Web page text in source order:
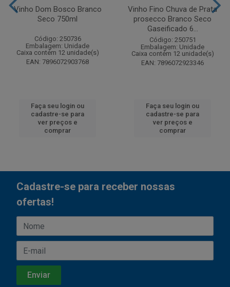
Vinho Dom Bosco Branco
Seco 750ml
Código: 250736
Embalagem: Unidade
Caixa contém 12 unidade(s)
EAN: 7896072903768
Faça seu login ou
cadastre-se para
ver preços e
comprar
Vinho Fino Chuva de Prata
prosecco Branco Seco
Gaseificado 6...
Código: 250751
Embalagem: Unidade
Caixa contém 12 unidade(s)
EAN: 7896072923346
Faça seu login ou
cadastre-se para
ver preços e
comprar
Cadastre-se para receber nossas
ofertas!